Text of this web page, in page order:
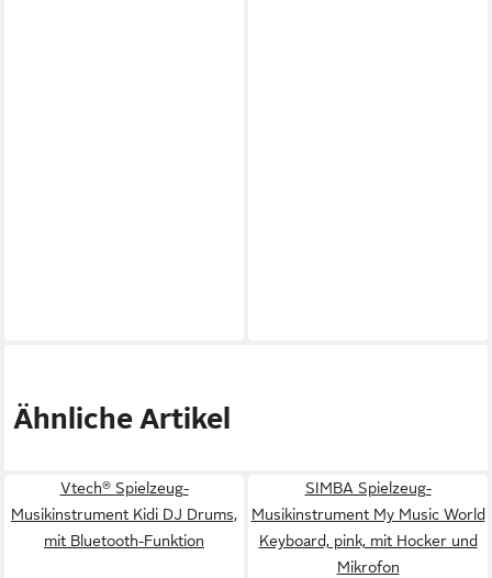
Ähnliche Artikel
Vtech® Spielzeug-
Musikinstrument Kidi DJ Drums,
mit Bluetooth-Funktion
SIMBA Spielzeug-
Musikinstrument My Music World
Keyboard, pink, mit Hocker und
Mikrofon